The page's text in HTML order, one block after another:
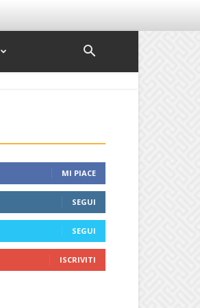
MI PIACE
SEGUI
SEGUI
ISCRIVITI